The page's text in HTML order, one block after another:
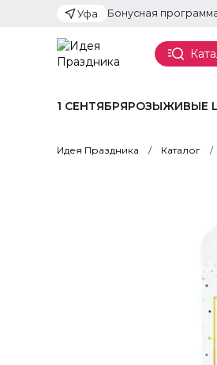
Уфа Бонусная
1 СЕНТЯБРЯРОЗЫЖИВЫЕ
Идея Праздника Каталог